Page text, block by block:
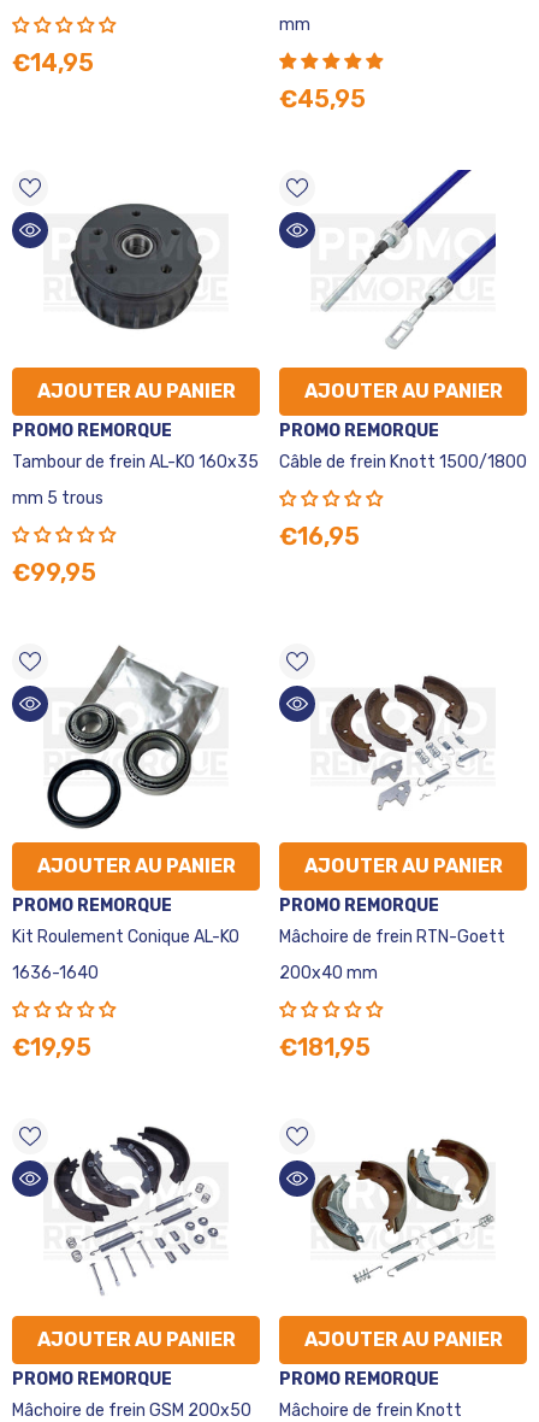
€14,95
mm
€45,95
AJOUTER AU PANIER
VENDEUR
:
PROMO REMORQUE
Tambour de frein AL-KO 160x35
mm 5 trous
€99,95
AJOUTER AU PANIER
VENDEUR
:
PROMO REMORQUE
Câble de frein Knott 1500/1800
€16,95
AJOUTER AU PANIER
VENDEUR
:
PROMO REMORQUE
Kit Roulement Conique AL-KO
1636-1640
€19,95
AJOUTER AU PANIER
VENDEUR
:
PROMO REMORQUE
Mâchoire de frein RTN-Goett
200x40 mm
€181,95
AJOUTER AU PANIER
VENDEUR
:
PROMO REMORQUE
Mâchoire de frein GSM 200x50
AJOUTER AU PANIER
VENDEUR
:
PROMO REMORQUE
Mâchoire de frein Knott